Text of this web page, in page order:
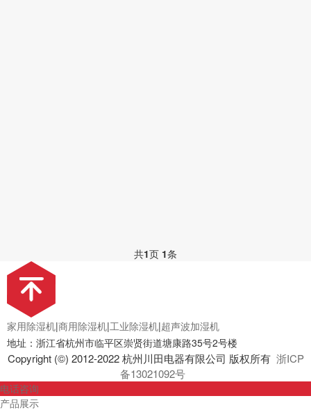
共1页 1条
家用除湿机|商用除湿机|工业除湿机|超声波加湿机
地址：浙江省杭州市临平区崇贤街道塘康路35号2号楼
Copyright (©) 2012-2022 杭州川田电器有限公司 版权所有 浙ICP
备13021092号
电话咨询
产品展示